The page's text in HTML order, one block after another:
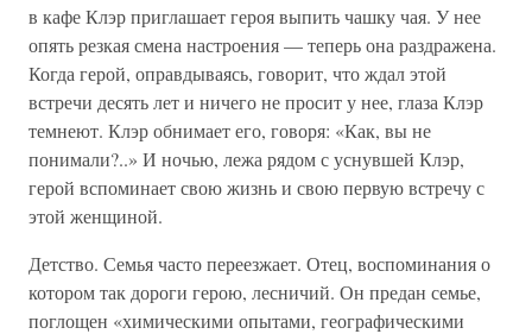
в кафе Клэр приглашает героя выпить чашку чая. У нее
опять резкая смена настроения — теперь она раздражена.
Когда герой, оправдываясь, говорит, что ждал этой
встречи десять лет и ничего не просит у нее, глаза Клэр
темнеют. Клэр обнимает его, говоря: «Как, вы не
понимали?..» И ночью, лежа рядом с уснувшей Клэр,
герой вспоминает свою жизнь и свою первую встречу с
этой женщиной.
Детство. Семья часто переезжает. Отец, воспоминания о
котором так дороги герою, лесничий. Он предан семье,
поглощен «химическими опытами, географическими